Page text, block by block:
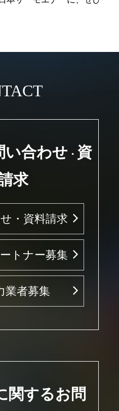
い合わせ ・ 資
求
・資料請求
トナー募集
業者募集
関するお問